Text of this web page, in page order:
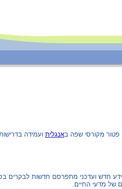
פטור מקורסי שפה באנגלית ועמידה
חדש ועדכני מתפרסם חדשות לבקרים
של מדעי החיים.